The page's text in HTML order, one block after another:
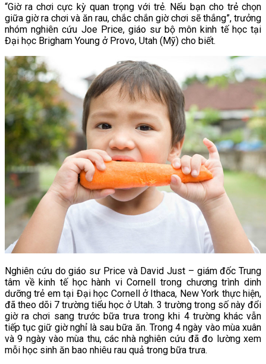
“Giờ ra chơi cực kỳ quan trọng với trẻ. Nếu bạn cho trẻ chọn
giữa giờ ra chơi và ăn rau, chắc chắn giờ chơi sẽ thắng”, trưởng
nhóm nghiên cứu Joe Price, giáo sư bộ môn kinh tế học tại
Đại học Brigham Young ở Provo, Utah (Mỹ) cho biết.
Nghiên cứu do giáo sư Price và David Just – giám đốc Trung
tâm về kinh tế học hành vi Cornell trong chương trình dinh
dưỡng trẻ em tại Đại học Cornell ở Ithaca, New York thực hiện,
đã theo dõi 7 trường tiểu học ở Utah. 3 trường trong số này đổi
giờ ra chơi sang trước bữa trưa trong khi 4 trường khác vẫn
tiếp tục giữ giờ nghỉ là sau bữa ăn. Trong 4 ngày vào mùa xuân
và 9 ngày vào mùa thu, các nhà nghiên cứu đã đo lường xem
mỗi học sinh ăn bao nhiêu rau quả trong bữa trưa.